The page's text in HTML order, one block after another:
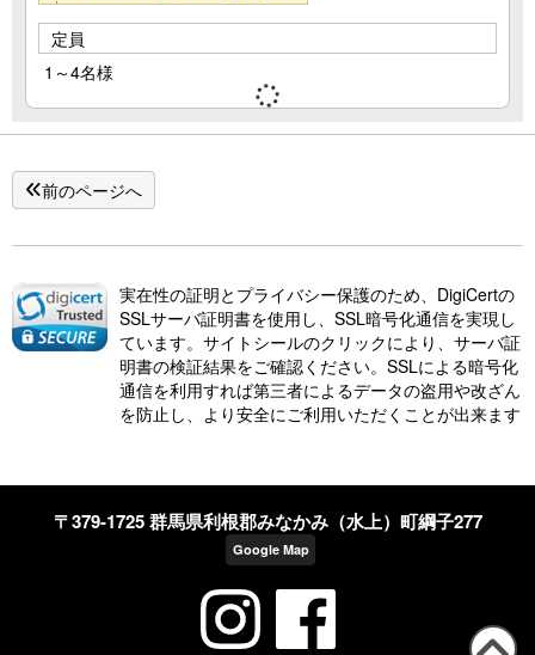
定員
1～4名様
前のページへ
実在性の証明とプライバシー保護のため、DigiCertの
SSLサーバ証明書を使用し、SSL暗号化通信を実現し
ています。サイトシールのクリックにより、サーバ証
明書の検証結果をご確認ください。SSLによる暗号化
通信を利用すれば第三者によるデータの盗用や改ざん
を防止し、より安全にご利用いただくことが出来ます
〒379-1725 群馬県利根郡みなかみ（水上）町綱子277
Google Map